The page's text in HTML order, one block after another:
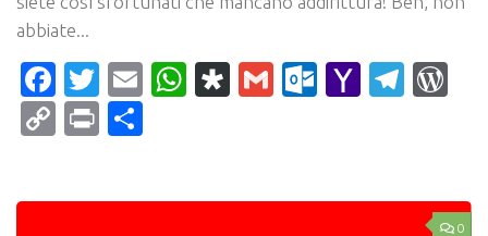
abbiate...
Facebook
Twitter
EmailWhatsApp
Diaspora
Gmail Yahoo
CopyPrint
0